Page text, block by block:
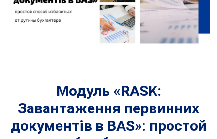
Модуль «RASK:
Завантаження первинних
документів в BAS»: простой